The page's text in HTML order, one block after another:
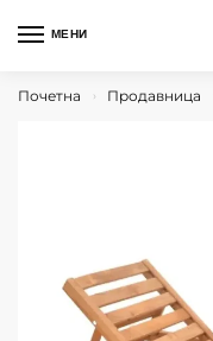
МЕНИ
Почетна › Продавница